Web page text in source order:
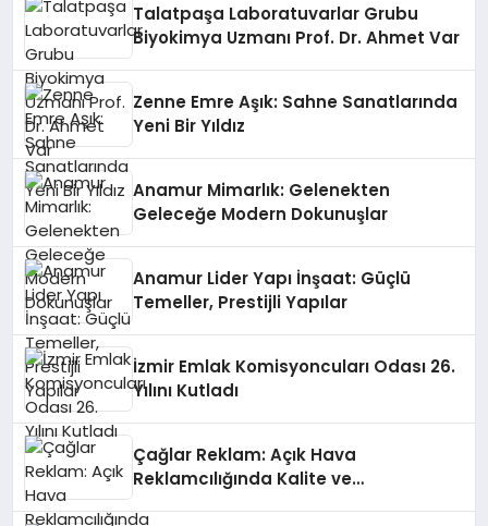
Talatpaşa Laboratuvarlar Grubu
Biyokimya Uzmanı Prof. Dr. Ahmet Var
Zenne Emre Aşık: Sahne Sanatlarında
Yeni Bir Yıldız
Anamur Mimarlık: Gelenekten
Geleceğe Modern Dokunuşlar
Anamur Lider Yapı İnşaat: Güçlü
Temeller, Prestijli Yapılar
İzmir Emlak Komisyoncuları Odası 26.
Yılını Kutladı
Çağlar Reklam: Açık Hava
Reklamcılığında Kalite ve